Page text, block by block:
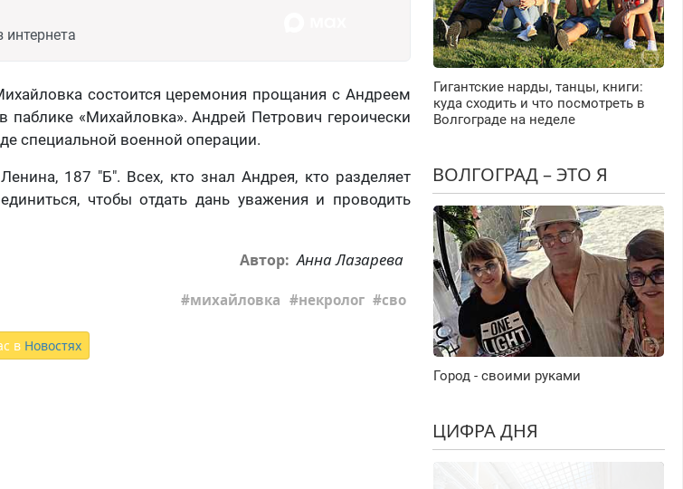
интернета
состоится церемония прощания с Андреем
«Михайловка». Андрей Петрович героически
специальной военной операции.
187 "Б". Всех, кто знал Андрея, кто разделяет
чтобы отдать дань уважения и проводить
Автор: Анна Лазарева
михайловка некролог сво
в Новостях
Гигантские нарды, танцы, книги:
куда сходить и что посмотреть в
Волгограде на неделе
ВОЛГОГРАД – ЭТО Я
Город - своими руками
ЦИФРА ДНЯ